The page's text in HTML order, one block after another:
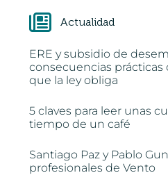
Actualidad
ERE y subsidio de
consecuencias prácticas
que la ley obliga
5 claves para leer unas
tiempo de un café
Santiago Paz y Pablo
profesionales de Vento